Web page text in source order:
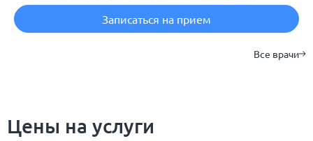
Записаться на прием
Все врачи
Цены на услуги